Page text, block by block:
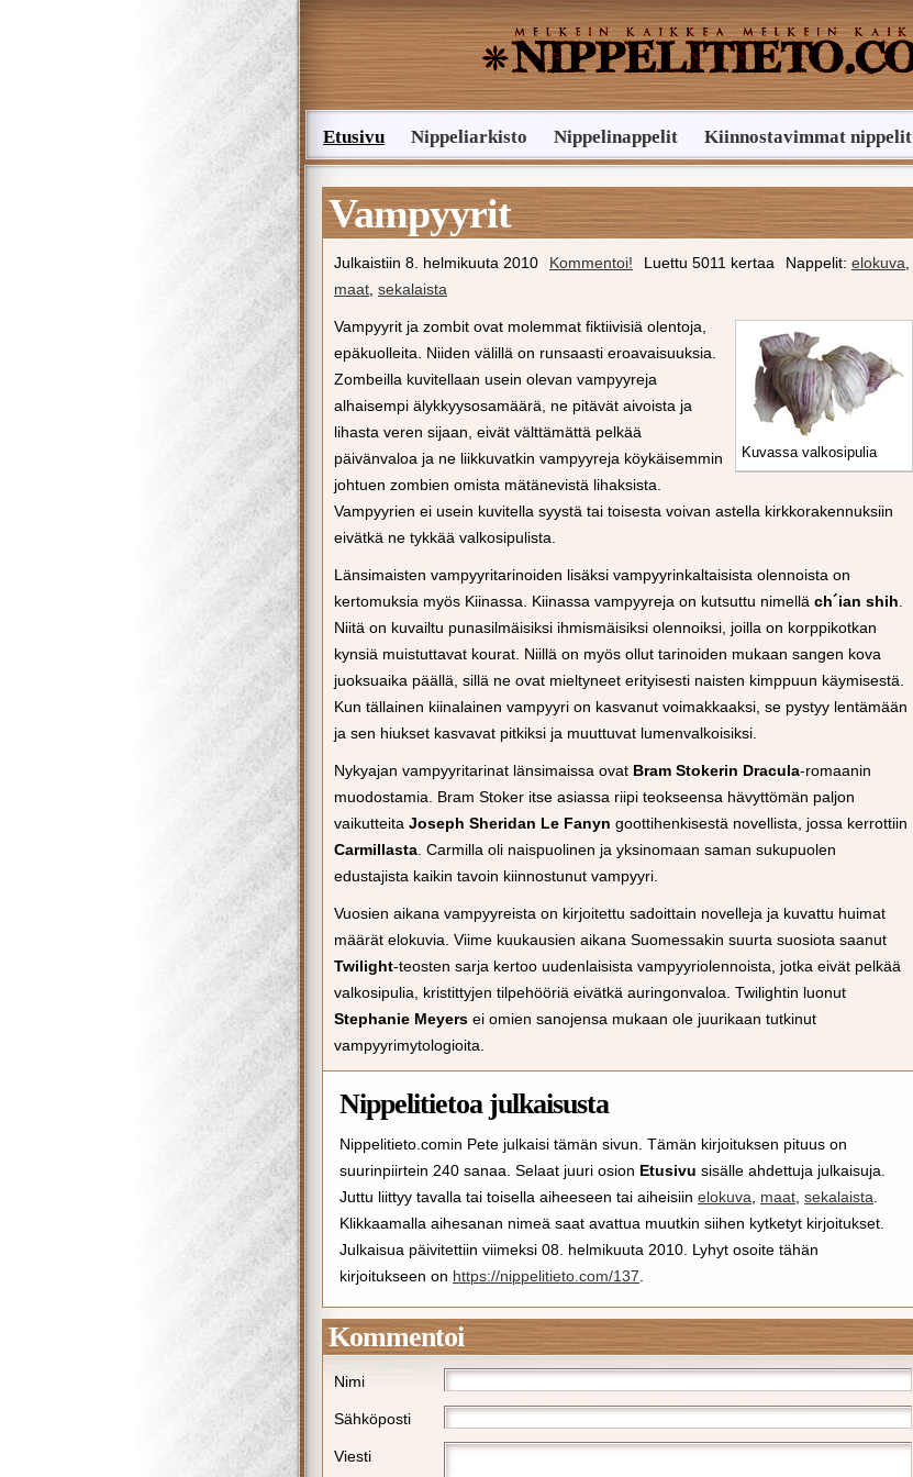
Etusivu Nippeliarkisto Nippelinappelit Kiinnostavimmat nippelit
Lähetä nippelivinkki
Vampyyrit
Julkaistiin 8. helmikuuta 2010 Kommentoi! Luettu 5011 kertaa Nappelit: elokuva,
maat, sekalaista
Kuvassa valkosipulia
Vampyyrit ja zombit ovat molemmat fiktiivisiä olentoja,
epäkuolleita. Niiden välillä on runsaasti eroavaisuuksia.
Zombeilla kuvitellaan usein olevan vampyyreja
alhaisempi älykkyysosamäärä, ne pitävät aivoista ja
lihasta veren sijaan, eivät välttämättä pelkää
päivänvaloa ja ne liikkuvatkin vampyyreja köykäisemmin
johtuen zombien omista mätänevistä lihaksista.
Vampyyrien ei usein kuvitella syystä tai toisesta voivan astella kirkkorakennuksiin
eivätkä ne tykkää valkosipulista.
Länsimaisten vampyyritarinoiden lisäksi vampyyrinkaltaisista olennoista on
kertomuksia myös Kiinassa. Kiinassa vampyyreja on kutsuttu nimellä ch´ian shih.
Niitä on kuvailtu punasilmäisiksi ihmismäisiksi olennoiksi, joilla on korppikotkan
kynsiä muistuttavat kourat. Niillä on myös ollut tarinoiden mukaan sangen kova
juoksuaika päällä, sillä ne ovat mieltyneet erityisesti naisten kimppuun käymisestä.
Kun tällainen kiinalainen vampyyri on kasvanut voimakkaaksi, se pystyy lentämään
ja sen hiukset kasvavat pitkiksi ja muuttuvat lumenvalkoisiksi.
Nykyajan vampyyritarinat länsimaissa ovat Bram Stokerin Dracula-romaanin
muodostamia. Bram Stoker itse asiassa riipi teokseensa hävyttömän paljon
vaikutteita Joseph Sheridan Le Fanyn goottihenkisestä novellista, jossa kerrottiin
Carmillasta. Carmilla oli naispuolinen ja yksinomaan saman sukupuolen
edustajista kaikin tavoin kiinnostunut vampyyri.
Vuosien aikana vampyyreista on kirjoitettu sadoittain novelleja ja kuvattu huimat
määrät elokuvia. Viime kuukausien aikana Suomessakin suurta suosiota saanut
Twilight-teosten sarja kertoo uudenlaisista vampyyriolennoista, jotka eivät pelkää
valkosipulia, kristittyjen tilpehööriä eivätkä auringonvaloa. Twilightin luonut
Stephanie Meyers ei omien sanojensa mukaan ole juurikaan tutkinut
vampyyrimytologioita.
Nippelitietoa julkaisusta
Nippelitieto.comin Pete julkaisi tämän sivun. Tämän kirjoituksen pituus on
suurinpiirtein 240 sanaa. Selaat juuri osion Etusivu sisälle ahdettuja julkaisuja.
Juttu liittyy tavalla tai toisella aiheeseen tai aiheisiin elokuva, maat, sekalaista.
Klikkaamalla aihesanan nimeä saat avattua muutkin siihen kytketyt kirjoitukset.
Julkaisua päivitettiin viimeksi 08. helmikuuta 2010. Lyhyt osoite tähän
kirjoitukseen on https://nippelitieto.com/137.
Kommentoi
Nimi
Sähköposti
Viesti